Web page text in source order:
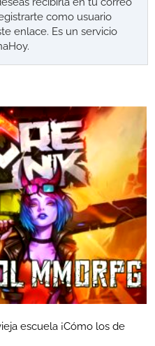
como usuario
enlace. Es un servicio
escuela ¡Cómo los de